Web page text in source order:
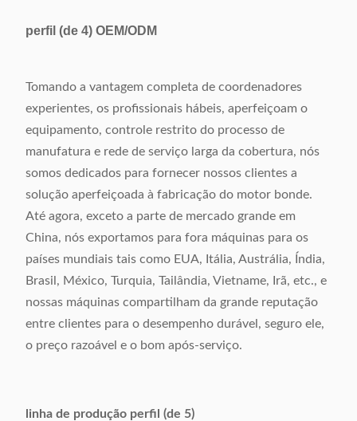
perfil (de 4) OEM/ODM
Tomando a vantagem completa de coordenadores
experientes, os profissionais hábeis, aperfeiçoam o
equipamento, controle restrito do processo de
manufatura e rede de serviço larga da cobertura, nós
somos dedicados para fornecer nossos clientes a
solução aperfeiçoada à fabricação do motor bonde.
Até agora, exceto a parte de mercado grande em
China, nós exportamos para fora máquinas para os
países mundiais tais como EUA, Itália, Austrália, Índia,
Brasil, México, Turquia, Tailândia, Vietname, Irã, etc., e
nossas máquinas compartilham da grande reputação
entre clientes para o desempenho durável, seguro ele,
o preço razoável e o bom após-serviço.
linha de produção perfil (de 5)